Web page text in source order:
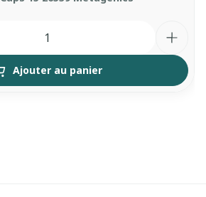
Ajouter au panier